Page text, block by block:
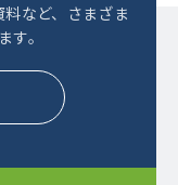
など、
さまざま
す。